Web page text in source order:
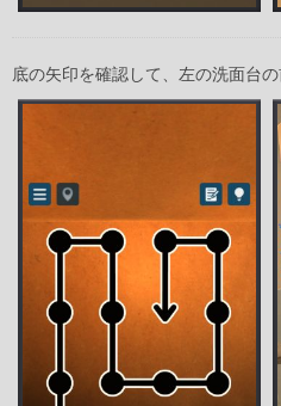
底の矢印を確認して、左の洗面台の